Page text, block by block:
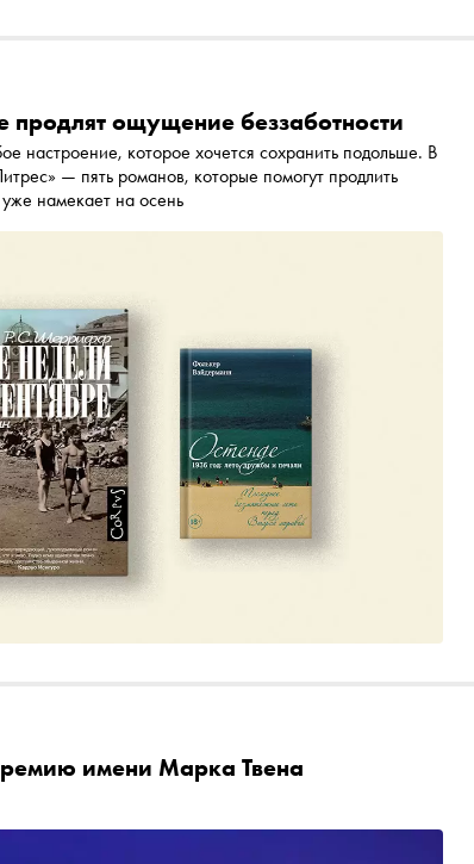
продлят ощущение беззаботности
настроение, которое хочется сохранить подольше. В
— пять романов, которые помогут продлить
намекает на осень
имени Марка Твена